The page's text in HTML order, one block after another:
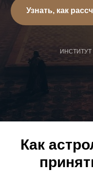
Узнать, как
Как